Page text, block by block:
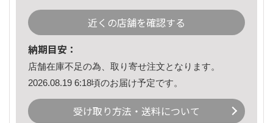
近くの店舗を確認する
納期目安：
店舗在庫不足の為、取り寄せ注文となります。
2026.08.19 6:18頃のお届け予定です。
受け取り方法・送料について